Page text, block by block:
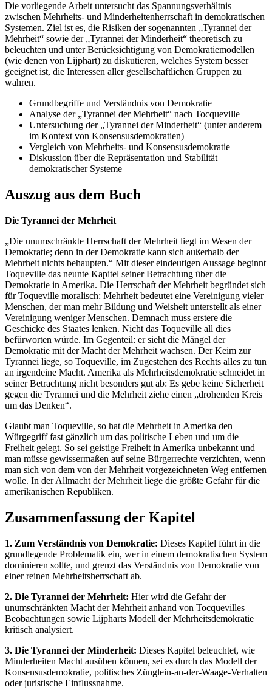
Die vorliegende Arbeit untersucht das Spannungsverhältnis
zwischen Mehrheits- und Minderheitenherrschaft in demokratischen
Systemen. Ziel ist es, die Risiken der sogenannten „Tyrannei der
Mehrheit“ sowie der „Tyrannei der Minderheit“ theoretisch zu
beleuchten und unter Berücksichtigung von Demokratiemodellen
(wie denen von Lijphart) zu diskutieren, welches System besser
geeignet ist, die Interessen aller gesellschaftlichen Gruppen zu
wahren.
Grundbegriffe und Verständnis von Demokratie
Analyse der „Tyrannei der Mehrheit“ nach Tocqueville
Untersuchung der „Tyrannei der Minderheit“ (unter anderem
im Kontext von Konsensusdemokratien)
Vergleich von Mehrheits- und Konsensusdemokratie
Diskussion über die Repräsentation und Stabilität
demokratischer Systeme
Auszug aus dem Buch
Die Tyrannei der Mehrheit
„Die unumschränkte Herrschaft der Mehrheit liegt im Wesen der
Demokratie; denn in der Demokratie kann sich außerhalb der
Mehrheit nichts behaupten.“ Mit dieser eindeutigen Aussage beginnt
Toqueville das neunte Kapitel seiner Betrachtung über die
Demokratie in Amerika. Die Herrschaft der Mehrheit begründet sich
für Toqueville moralisch: Mehrheit bedeutet eine Vereinigung vieler
Menschen, der man mehr Bildung und Weisheit unterstellt als einer
Vereinigung weniger Menschen. Demnach muss erstere die
Geschicke des Staates lenken. Nicht das Toqueville all dies
befürworten würde. Im Gegenteil: er sieht die Mängel der
Demokratie mit der Macht der Mehrheit wachsen. Der Keim zur
Tyrannei liege, so Toqueville, im Zugestehen des Rechts alles zu tun
an irgendeine Macht. Amerika als Mehrheitsdemokratie schneidet in
seiner Betrachtung nicht besonders gut ab: Es gebe keine Sicherheit
gegen die Tyrannei und die Mehrheit ziehe einen „drohenden Kreis
um das Denken“.
Glaubt man Toqueville, so hat die Mehrheit in Amerika den
Würgegriff fast gänzlich um das politische Leben und um die
Freiheit gelegt. So sei geistige Freiheit in Amerika unbekannt und
man müsse gewissermaßen auf seine Bürgerrechte verzichten, wenn
man sich von dem von der Mehrheit vorgezeichneten Weg entfernen
wolle. In der Allmacht der Mehrheit liege die größte Gefahr für die
amerikanischen Republiken.
Zusammenfassung der Kapitel
1. Zum Verständnis von Demokratie: Dieses Kapitel führt in die
grundlegende Problematik ein, wer in einem demokratischen System
dominieren sollte, und grenzt das Verständnis von Demokratie von
einer reinen Mehrheitsherrschaft ab.
2. Die Tyrannei der Mehrheit: Hier wird die Gefahr der
unumschränkten Macht der Mehrheit anhand von Tocquevilles
Beobachtungen sowie Lijpharts Modell der Mehrheitsdemokratie
kritisch analysiert.
3. Die Tyrannei der Minderheit: Dieses Kapitel beleuchtet, wie
Minderheiten Macht ausüben können, sei es durch das Modell der
Konsensusdemokratie, politisches Zünglein-an-der-Waage-Verhalten
oder juristische Einflussnahme.